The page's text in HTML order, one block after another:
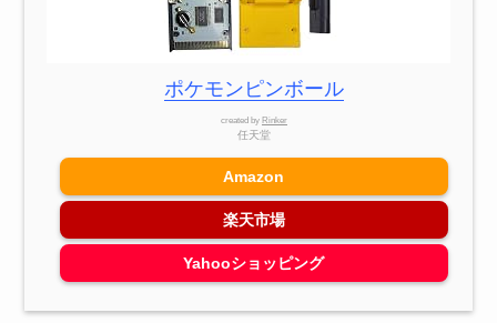
ポケモンピンボール
created by Rinker
任天堂
Amazon
楽天市場
Yahooショッピング